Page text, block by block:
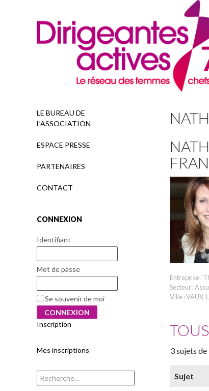
Recherche
Entreprise :
Secteur :
Ville : VAUX-
3 sujets
Sujet
LE BUREAU DE
L’ASSOCIATION
ESPACE PRESSE
PARTENAIRES
CONTACT
CONNEXION
Identifiant
Mot de passe
Se souvenir de moi
Inscription
Mes inscriptions
Rechercher :